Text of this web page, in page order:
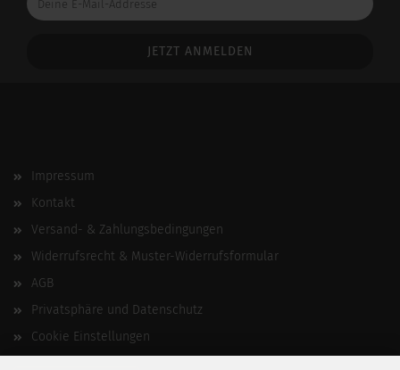
E-
Impressum
Kontakt
Versand- & Zahlungsbedingungen
Widerrufsrecht & Muster-Widerrufsformular
AGB
Privatsphäre und Datenschutz
Cookie Einstellungen